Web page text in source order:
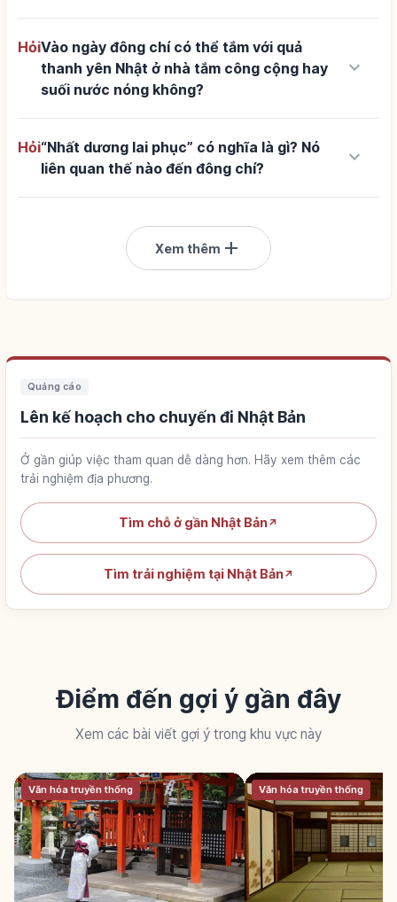
HỏiVào ngày đông chí có thể tắm với quả
thanh yên Nhật ở nhà tắm công cộng hay
suối nước nóng không?
keyboard_arrow_down
Hỏi“Nhất dương lai phục” có nghĩa là gì? Nó
liên quan thế nào đến đông chí?
keyboard_arrow_down
Xem thêm add
Quảng cáo
Lên kế hoạch cho chuyến đi Nhật Bản
Ở gần giúp việc tham quan dễ dàng hơn. Hãy xem thêm các
trải nghiệm địa phương.
Tìm chỗ ở gần Nhật Bản↗
Tìm trải nghiệm tại Nhật Bản↗
Điểm đến gợi ý gần đây
Xem các bài viết gợi ý trong khu vực này
Văn hóa truyền thống Văn hóa truyền thống